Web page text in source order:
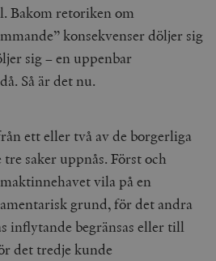
Bakom retoriken om
konsekvenser döljer sig
sig – en uppenbar
Så är det nu.
ett eller två av de borgerliga
saker uppnås. Först och
vila på en
grund, för det andra
inflytande begränsas eller till
det tredje kunde